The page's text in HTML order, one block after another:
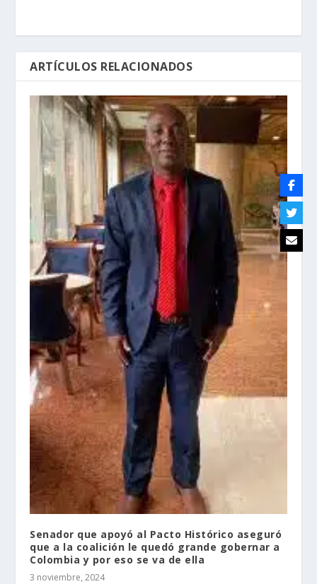
ARTÍCULOS RELACIONADOS
Senador que apoyó al Pacto Histórico aseguró
que a la coalición le quedó grande gobernar a
Colombia y por eso se va de ella
3 noviembre, 2024